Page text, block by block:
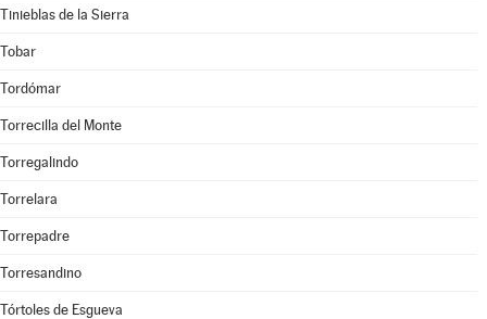
Tinieblas de la Sierra
Tobar
Tordómar
Torrecilla del Monte
Torregalindo
Torrelara
Torrepadre
Torresandino
Tórtoles de Esgueva